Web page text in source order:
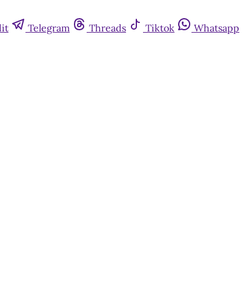
Telegram Threads Tiktok
Whatsapp